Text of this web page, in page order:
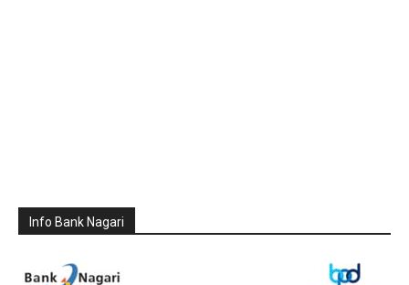
Info Bank Nagari